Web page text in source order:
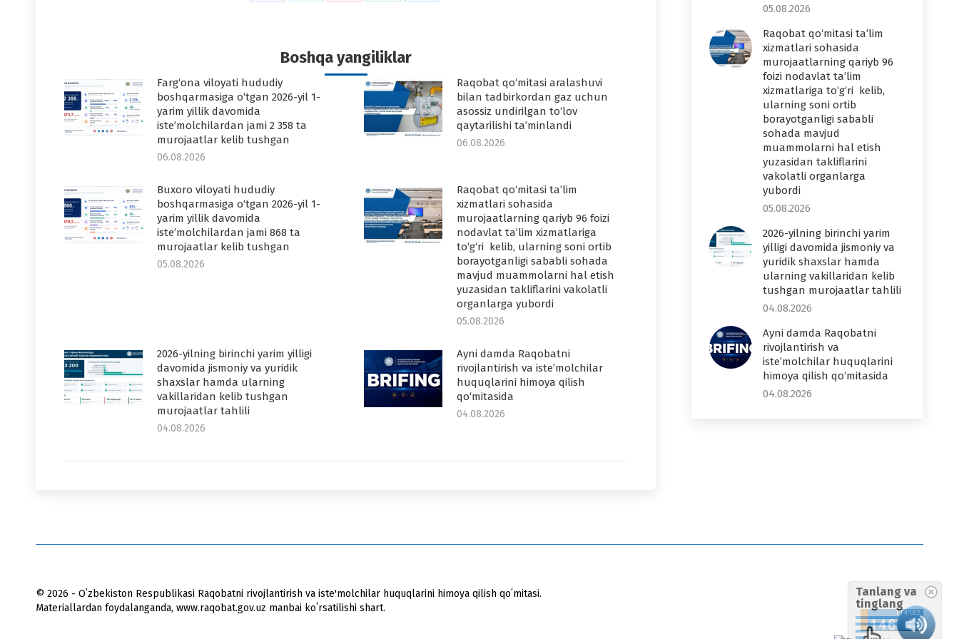
Boshqa yangiliklar
Farg‘ona viloyati hududiy
boshqarmasiga o‘tgan 2026-yil 1-
yarim yillik davomida
iste’molchilardan jami 2 358 ta
murojaatlar kelib tushgan
06.08.2026
Raqobat qo‘mitasi aralashuvi
bilan tadbirkordan gaz uchun
asossiz undirilgan to‘lov
qaytarilishi ta’minlandi
06.08.2026
Buxoro viloyati hududiy
boshqarmasiga o‘tgan 2026-yil 1-
yarim yillik davomida
iste’molchilardan jami 868 ta
murojaatlar kelib tushgan
05.08.2026
Raqobat qo‘mitasi ta’lim
xizmatlari sohasida
murojaatlarning qariyb 96 foizi
nodavlat ta’lim xizmatlariga
to‘g‘ri kelib, ularning soni ortib
borayotganligi sababli sohada
mavjud muammolarni hal etish
yuzasidan takliflarini vakolatli
organlarga yubordi
05.08.2026
2026-yilning birinchi yarim yilligi
davomida jismoniy va yuridik
shaxslar hamda ularning
vakillaridan kelib tushgan
murojaatlar tahlili
04.08.2026
Ayni damda Raqobatni
rivojlantirish va iste’molchilar
huquqlarini himoya qilish
qo‘mitasida
04.08.2026
05.08.2026
Raqobat qo‘mitasi ta’lim
xizmatlari sohasida
murojaatlarning qariyb 96
foizi nodavlat ta’lim
xizmatlariga to‘g‘ri kelib,
ularning soni ortib
borayotganligi sababli
sohada mavjud
muammolarni hal etish
yuzasidan takliflarini
vakolatli organlarga
yubordi
05.08.2026
2026-yilning birinchi yarim
yilligi davomida jismoniy va
yuridik shaxslar hamda
ularning vakillaridan kelib
tushgan murojaatlar tahlili
04.08.2026
Ayni damda Raqobatni
rivojlantirish va
iste’molchilar huquqlarini
himoya qilish qo‘mitasida
04.08.2026
© 2026 - Oʻzbekiston Respublikasi Raqobatni rivojlantirish va iste'molchilar huquqlarini himoya qilish qoʻmitasi.
Materiallardan foydalanganda, www.raqobat.gov.uz manbai koʻrsatilishi shart.
Tanlang va
tinglang